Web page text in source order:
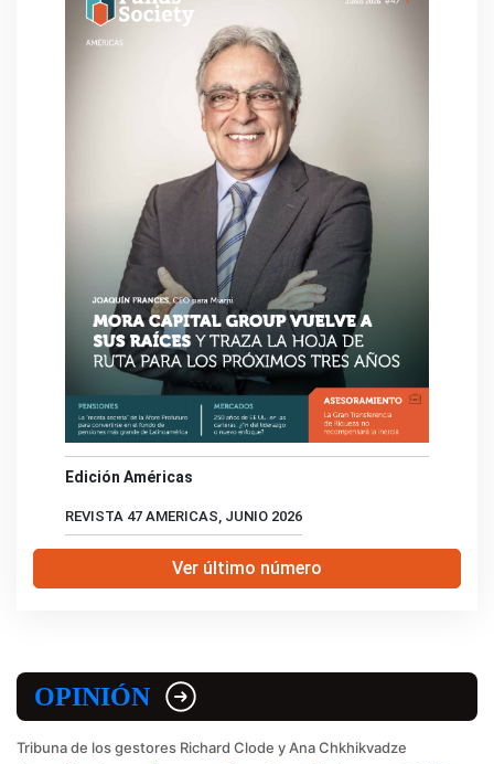
Edición Américas
REVISTA 47 AMERICAS, JUNIO 2026
Ver último número
OPINIÓN
Tribuna de los gestores Richard Clode y Ana Chkhikvadze